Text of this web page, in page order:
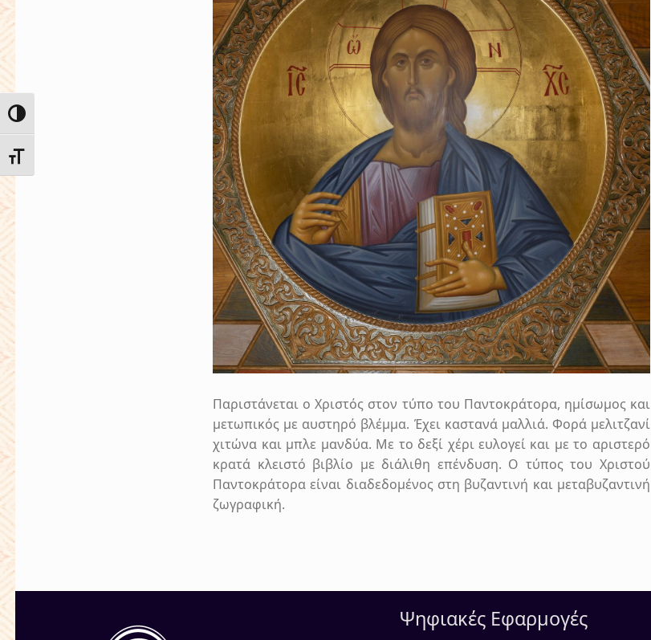
ΕΝΑΛΛΑΓΉ ΥΨΗΛΉΣ ΑΝΤΊΘΕΣΗΣ
ΕΝΑΛΛΑΓΉ ΜΕΓΈΘΟΥΣ ΓΡΑΜΜΆΤΩΝ
Παριστάνεται ο Χριστός στον τύπο του Παντοκράτορα, ημίσωμος και
μετωπικός με αυστηρό βλέμμα. Έχει καστανά μαλλιά. Φορά μελιτζανί
χιτώνα και μπλε μανδύα. Με το δεξί χέρι ευλογεί και με το αριστερό
κρατά κλειστό βιβλίο με διάλιθη επένδυση. Ο τύπος του Χριστού
Παντοκράτορα είναι διαδεδομένος στη βυζαντινή και μεταβυζαντινή
ζωγραφική.
Ψηφιακές Εφαρμογές